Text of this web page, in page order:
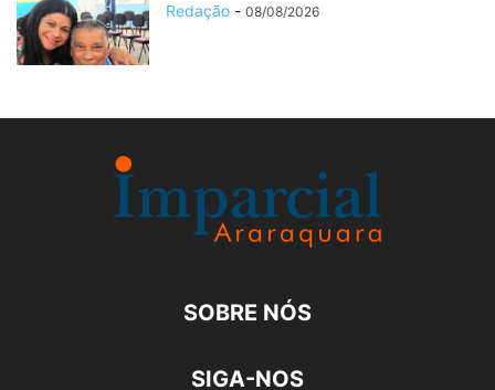
Redação - 08/08/2026
SOBRE NÓS
SIGA-NOS